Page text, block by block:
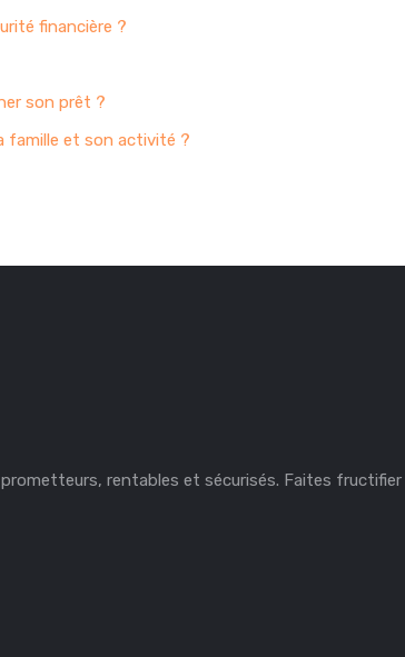
financière ?
son prêt ?
famille et son activité ?
rentables et sécurisés. Faites